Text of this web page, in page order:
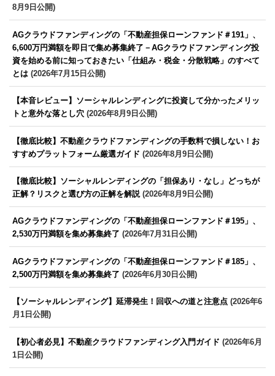
8月9日公開)
AGクラウドファンディングの「不動産担保ローンファンド＃191」、
6,600万円満額を即日で集め募集終了－AGクラウドファンディング投
資を始める前に知っておきたい「仕組み・税金・分散戦略」のすべて
とは (2026年7月15日公開)
【本音レビュー】ソーシャルレンディングに投資して分かったメリッ
トと意外な落とし穴 (2026年8月9日公開)
【徹底比較】不動産クラウドファンディングの手数料で損しない！お
すすめプラットフォーム厳選ガイド (2026年8月9日公開)
【徹底比較】ソーシャルレンディングの「担保あり・なし」どっちが
正解？リスクと選び方の正解を解説(2026年8月9日公開)
AGクラウドファンディングの「不動産担保ローンファンド＃195」、
2,530万円満額を集め募集終了 (2026年7月31日公開)
AGクラウドファンディングの「不動産担保ローンファンド＃185」、
2,500万円満額を集め募集終了 (2026年6月30日公開)
【ソーシャルレンディング】延滞発生！回収への道と注意点 (2026年6
月1日公開)
【初心者必見】不動産クラウドファンディング入門ガイド (2026年6月
1日公開)